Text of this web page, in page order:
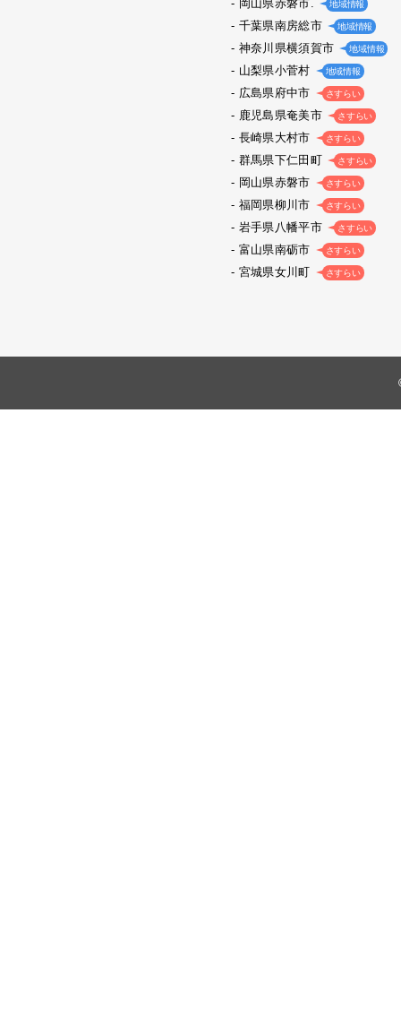
岡山県赤磐市. 地域情報
千葉県南房総市 地域情報
神奈川県横須賀市 地域情報
山梨県小菅村 地域情報
広島県府中市 さすらい
鹿児島県奄美市 さすらい
長崎県大村市 さすらい
群馬県下仁田町 さすらい
岡山県赤磐市 さすらい
福岡県柳川市 さすらい
岩手県八幡平市 さすらい
富山県南砺市 さすらい
宮城県女川町 さすらい